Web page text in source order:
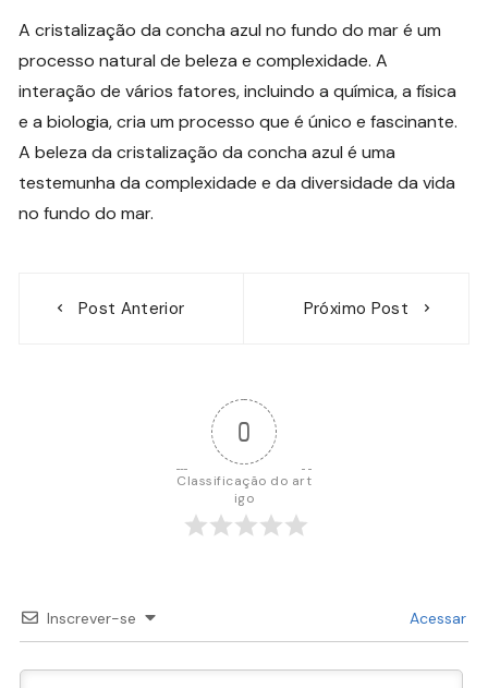
A cristalização da concha azul no fundo do mar é um
processo natural de beleza e complexidade. A
interação de vários fatores, incluindo a química, a física
e a biologia, cria um processo que é único e fascinante.
A beleza da cristalização da concha azul é uma
testemunha da complexidade e da diversidade da vida
no fundo do mar.
Post Anterior Próximo Post
0
Classificação do art
igo
Inscrever-se Acessar